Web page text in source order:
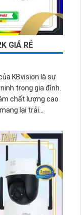
GIÁ RẺ
KBvision là sự
trong gia đình.
chất lượng cao
lại trải